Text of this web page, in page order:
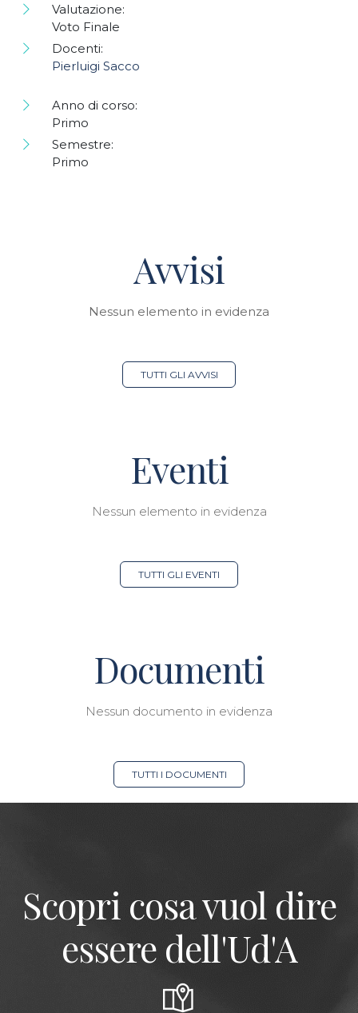
Valutazione:
Voto Finale
Docenti:
Pierluigi Sacco
Anno di corso:
Primo
Semestre:
Primo
Avvisi
Nessun elemento in evidenza
TUTTI GLI AVVISI
Eventi
Nessun elemento in evidenza
TUTTI GLI EVENTI
Documenti
Nessun documento in evidenza
TUTTI I DOCUMENTI
Scopri cosa vuol dire
essere dell'Ud'A